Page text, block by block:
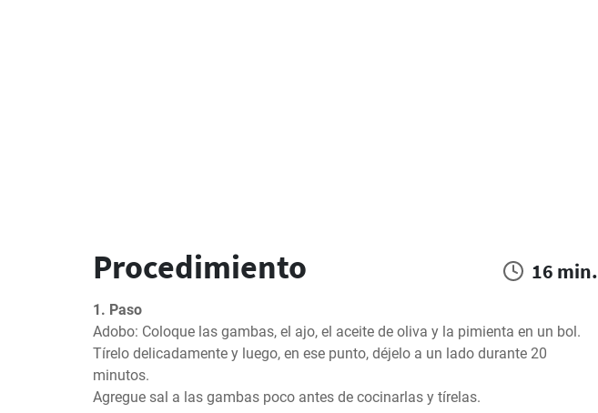
Procedimiento 16 min.
1. Paso
Adobo: Coloque las gambas, el ajo, el aceite de oliva y la pimienta en un bol.
Tírelo delicadamente y luego, en ese punto, déjelo a un lado durante 20
minutos.
Agregue sal a las gambas poco antes de cocinarlas y tírelas.